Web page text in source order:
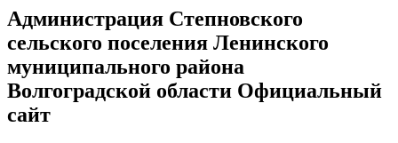
Администрация Степновского
сельского поселения Ленинского
муниципального района
Волгоградской области Официальный
сайт